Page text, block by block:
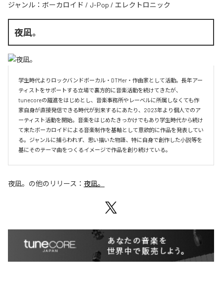
ジャンル： ボーカロイド / J-Pop / エレクトロニック
夜凪。
学生時代よりロックバンドボーカル・DTMer・作曲家として活動。長年アー
ティストをサポートする立場で裏方的に音楽活動を続けてきたが、
tunecoreの躍進をはじめとし、音楽事務所やレーベルに所属しなくても作
家自身が直接発信できる時代が到来するにあたり、2023年より個人でのア
ーティスト活動を開始。音楽をはじめたきっかけでもあり学生時代から続け
て来たボーカロイドによる音楽制作を基軸として意欲的に作品を発表してい
る。ジャンルに捕らわれず、思い描いた物語、特に自身で創作した小説等を
基にそのテーマ曲をつくるイメージで作品を創り続けている。
夜凪。 の他のリリース： 夜凪。